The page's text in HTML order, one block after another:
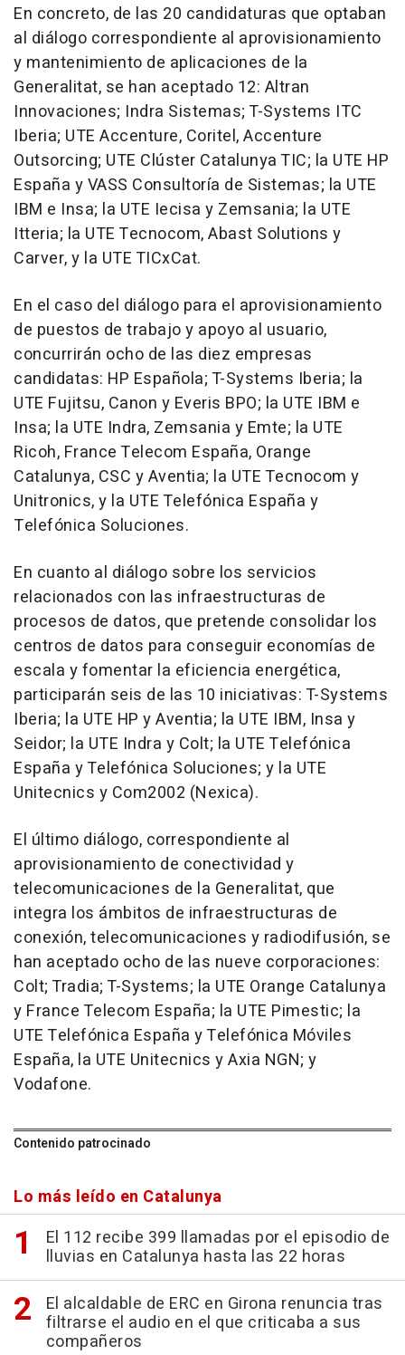
En concreto, de las 20 candidaturas que optaban
al diálogo correspondiente al aprovisionamiento
y mantenimiento de aplicaciones de la
Generalitat, se han aceptado 12: Altran
Innovaciones; Indra Sistemas; T-Systems ITC
Iberia; UTE Accenture, Coritel, Accenture
Outsorcing; UTE Clúster Catalunya TIC; la UTE HP
España y VASS Consultoría de Sistemas; la UTE
IBM e Insa; la UTE Iecisa y Zemsania; la UTE
Itteria; la UTE Tecnocom, Abast Solutions y
Carver, y la UTE TICxCat.
En el caso del diálogo para el aprovisionamiento
de puestos de trabajo y apoyo al usuario,
concurrirán ocho de las diez empresas
candidatas: HP Española; T-Systems Iberia; la
UTE Fujitsu, Canon y Everis BPO; la UTE IBM e
Insa; la UTE Indra, Zemsania y Emte; la UTE
Ricoh, France Telecom España, Orange
Catalunya, CSC y Aventia; la UTE Tecnocom y
Unitronics, y la UTE Telefónica España y
Telefónica Soluciones.
En cuanto al diálogo sobre los servicios
relacionados con las infraestructuras de
procesos de datos, que pretende consolidar los
centros de datos para conseguir economías de
escala y fomentar la eficiencia energética,
participarán seis de las 10 iniciativas: T-Systems
Iberia; la UTE HP y Aventia; la UTE IBM, Insa y
Seidor; la UTE Indra y Colt; la UTE Telefónica
España y Telefónica Soluciones; y la UTE
Unitecnics y Com2002 (Nexica).
El último diálogo, correspondiente al
aprovisionamiento de conectividad y
telecomunicaciones de la Generalitat, que
integra los ámbitos de infraestructuras de
conexión, telecomunicaciones y radiodifusión, se
han aceptado ocho de las nueve corporaciones:
Colt; Tradia; T-Systems; la UTE Orange Catalunya
y France Telecom España; la UTE Pimestic; la
UTE Telefónica España y Telefónica Móviles
España, la UTE Unitecnics y Axia NGN; y
Vodafone.
Contenido patrocinado
Lo más leído en Catalunya
El 112 recibe 399 llamadas por el episodio de
lluvias en Catalunya hasta las 22 horas
El alcaldable de ERC en Girona renuncia tras
filtrarse el audio en el que criticaba a sus
compañeros